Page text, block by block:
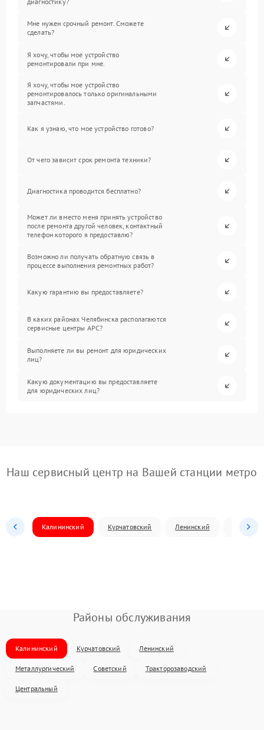
Мне нужен срочный ремонт. Сможете
сделать?
Я хочу, чтобы мое устройство
ремонтировали при мне.
Я хочу, чтобы мое устройство
ремонтировалось только оригинальными
запчастями.
Как я узнаю, что мое устройство готово?
От чего зависит срок ремонта техники?
Диагностика проводится бесплатно?
Может ли вместо меня принять устройство
после ремонта другой человек, контактный
телефон которого я предоставлю?
Возможно ли получать обратную связь в
процессе выполнения ремонтных работ?
Какую гарантию вы предоставляете?
В каких районах Челябинска располагаются
сервисные центры APC?
Выполняете ли вы ремонт для юридических
лиц?
Какую документацию вы предоставляете
для юридических лиц?
Наш сервисный центр на Вашей станции метро
Калининский Курчатовский Ленинский
Районы обслуживания
Калининский Курчатовский Ленинский
Металлургический Советский Тракторозаводский
Центральный